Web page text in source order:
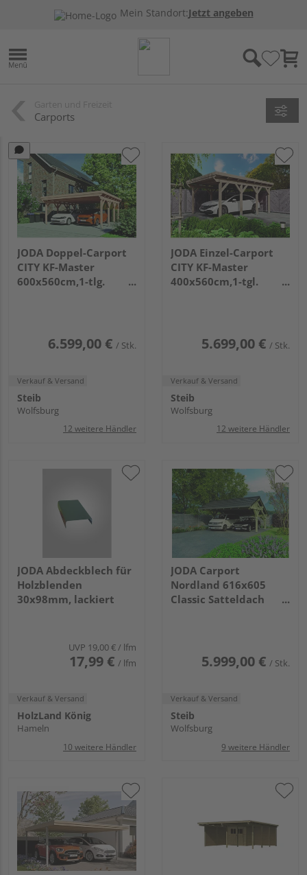
Mein Standort:Jetzt angeben
Carports
JODA Doppel-Carport
CITY KF-Master
600x560cm,1-tlg.
6.599,00 € / Stk.
Verkauf & Versand
Steib
Wolfsburg
12 weitere Händler
JODA Einzel-Carport
CITY KF-Master
400x560cm,1-tgl.
5.699,00 € / Stk.
Verkauf & Versand
Steib
Wolfsburg
12 weitere Händler
JODA Abdeckblech für
Holzblenden
30x98mm, lackiert
UVP 19,00 €/ lfm
17,99 € / lfm
Verkauf & Versand
HolzLand König
Hameln
10 weitere Händler
JODA Carport
Nordland 616x605
Classic Satteldach
5.999,00 € / Stk.
Verkauf & Versand
Steib
Wolfsburg
9 weitere Händler